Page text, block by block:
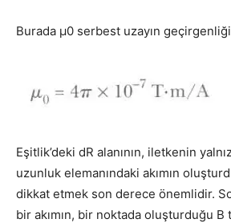
Burada μ0 serbest uzayın
Eşitlik’deki dR alanının, iletkenin
uzunluk elemanındaki akımın
dikkat etmek son derece önemlidir.
bir akımın, bir noktada oluşturduğu